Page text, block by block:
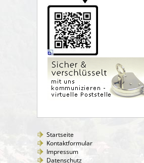
Startseite
Kontaktformular
Impressum
Datenschutz